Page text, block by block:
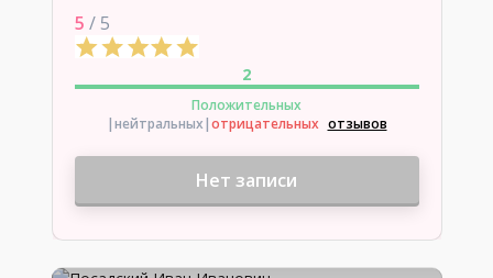
5 / 5
2
Положительных
|нейтральных|отрицательных отзывов
Нет записи